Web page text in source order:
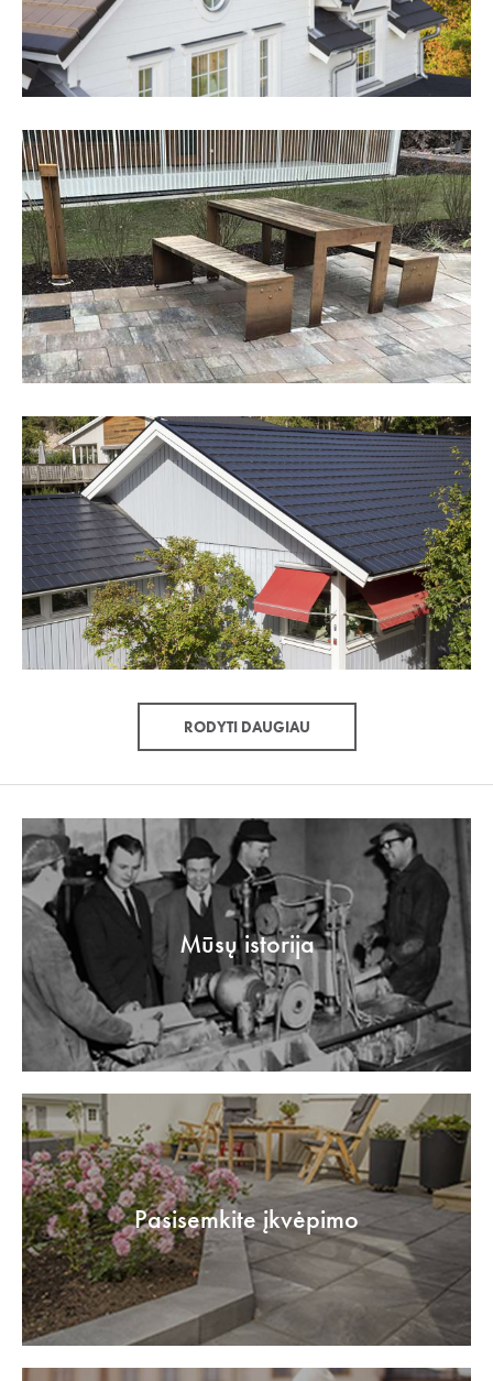
RODYTI DAUGIAU
Mūsų istorija
Pasisemkite įkvėpimo